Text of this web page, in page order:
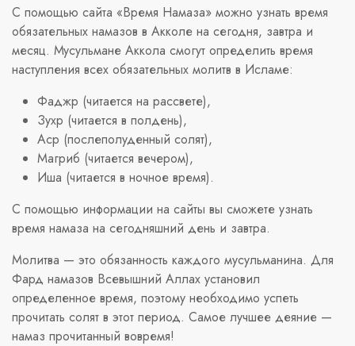
С помощью сайта «Время Намаза» можно узнать время
обязательных намазов в Акколе на сегодня, завтра и
месяц. Мусульмане Аккола смогут определить время
наступления всех обязательных молитв в Исламе:
Фаджр (читается на рассвете),
Зухр (читается в полдень),
Аср (послеполуденный солят),
Магриб (читается вечером),
Иша (читается в ночное время).
С помощью информации на сайты вы сможете узнать
время намаза на сегодняшний день и завтра.
Молитва — это обязанность каждого мусульманина. Для
Фард намазов Всевышний Аллах установил
определенное время, поэтому необходимо успеть
прочитать солят в этот период. Самое лучшее деяние —
намаз прочитанный вовремя!